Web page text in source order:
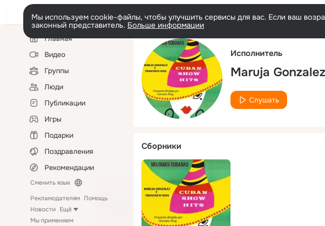
Мы используем cookie-файлы, чтобы улучшить сервисы для вас. Если ваш
законный представитель. Больше информации
Левая
колонкаГлавная
Видео
Группы
Люди
Публикации
Игры
Подарки
Поздравления
Рекомендации
Сменить язык
Рекламодателям Помощь
Новости Ещё
Мы применяем
Исполнитель
Maruja Gonzalez
Слушать
Сборники